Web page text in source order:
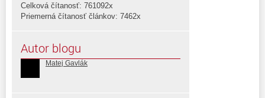
Celková čítanosť: 761092x
Priemerná čítanosť článkov: 7462x
Autor blogu
Matej Gavlák